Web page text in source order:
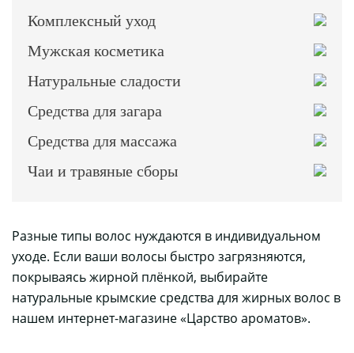
Комплексный уход
Мужская косметика
Натуральные сладости
Средства для загара
Средства для массажа
Чаи и травяные сборы
Разные типы волос нуждаются в индивидуальном
уходе. Если ваши волосы быстро загрязняются,
покрываясь жирной плёнкой, выбирайте
натуральные крымские средства для жирных волос в
нашем интернет-магазине «Царство ароматов».